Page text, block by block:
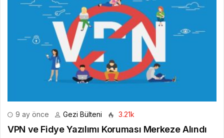
9 ay önce Gezi Bülteni 3.21k
VPN ve Fidye Yazılımı Koruması Merkeze Alındı